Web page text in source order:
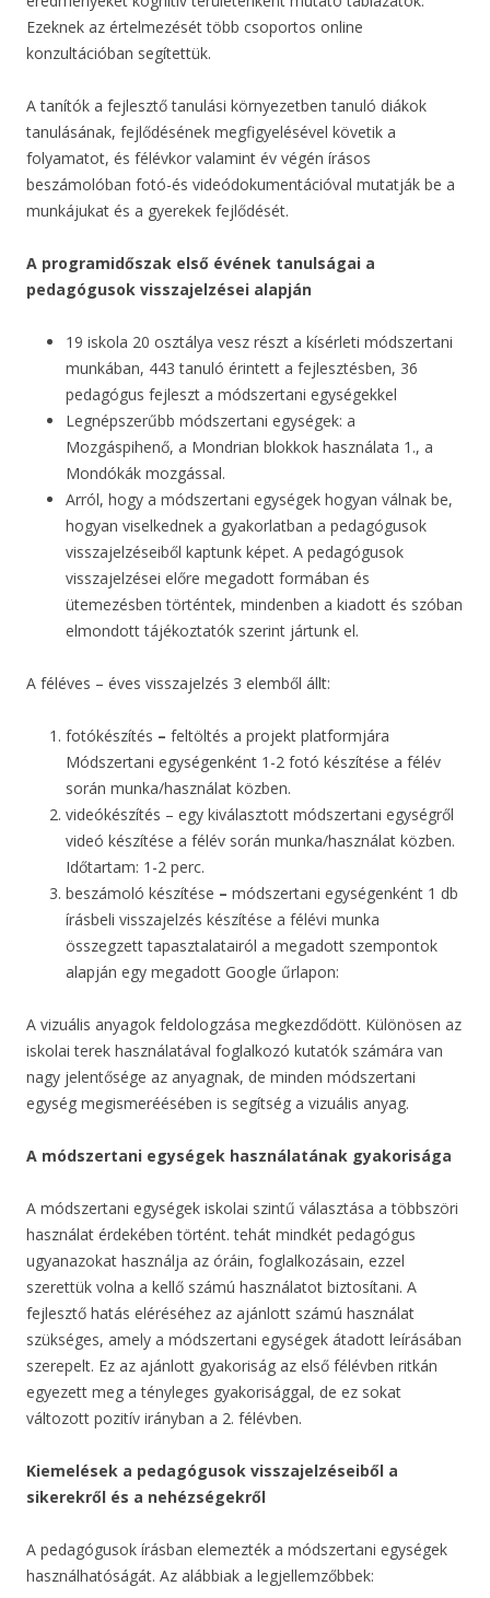
Ezeknek az értelmezését több csoportos online
konzultációban segítettük.
A tanítók a fejlesztő tanulási környezetben tanuló diákok
tanulásának, fejlődésének megfigyelésével követik a
folyamatot, és félévkor valamint év végén írásos
beszámolóban fotó-és videódokumentációval mutatják be a
munkájukat és a gyerekek fejlődését.
A programidőszak első évének tanulságai a
pedagógusok visszajelzései alapján
19 iskola 20 osztálya vesz részt a kísérleti módszertani
munkában, 443 tanuló érintett a fejlesztésben, 36
pedagógus fejleszt a módszertani egységekkel
Legnépszerűbb módszertani egységek: a
Mozgáspihenő, a Mondrian blokkok használata 1., a
Mondókák mozgással.
Arról, hogy a módszertani egységek hogyan válnak be,
hogyan viselkednek a gyakorlatban a pedagógusok
visszajelzéseiből kaptunk képet. A pedagógusok
visszajelzései előre megadott formában és
ütemezésben történtek, mindenben a kiadott és szóban
elmondott tájékoztatók szerint jártunk el.
A féléves – éves visszajelzés 3 elemből állt:
fotókészítés – feltöltés a projekt platformjára
Módszertani egységenként 1-2 fotó készítése a félév
során munka/használat közben.
videókészítés – egy kiválasztott módszertani egységről
videó készítése a félév során munka/használat közben.
Időtartam: 1-2 perc.
beszámoló készítése – módszertani egységenként 1 db
írásbeli visszajelzés készítése a félévi munka
összegzett tapasztalatairól a megadott szempontok
alapján egy megadott Google űrlapon:
A vizuális anyagok feldologzása megkezdődött. Különösen az
iskolai terek használatával foglalkozó kutatók számára van
nagy jelentősége az anyagnak, de minden módszertani
egység megismeréésében is segítség a vizuális anyag.
A módszertani egységek használatának gyakorisága
A módszertani egységek iskolai szintű választása a többszöri
használat érdekében történt. tehát mindkét pedagógus
ugyanazokat használja az óráin, foglalkozásain, ezzel
szerettük volna a kellő számú használatot biztosítani. A
fejlesztő hatás eléréséhez az ajánlott számú használat
szükséges, amely a módszertani egységek átadott leírásában
szerepelt. Ez az ajánlott gyakoriság az első félévben ritkán
egyezett meg a tényleges gyakorisággal, de ez sokat
változott pozitív irányban a 2. félévben.
Kiemelések a pedagógusok visszajelzéseiből a
sikerekről és a nehézségekről
A pedagógusok írásban elemezték a módszertani egységek
használhatóságát. Az alábbiak a legjellemzőbbek: